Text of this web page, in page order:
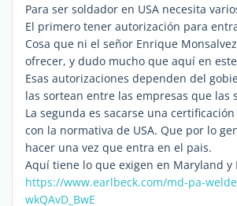
Para ser soldador en USA necesita
El primero tener autorización para
Cosa que ni el señor Enrique
ofrecer, y dudo mucho que aquí en
Esas autorizaciones dependen del
las sortean entre las empresas que las
La segunda es sacarse una
con la normativa de USA. Que por lo
hacer una vez que entra en el pais.
Aquí tiene lo que exigen en Maryland y
https://www.earlbeck.com/md-pa-
wkQAvD_BwE